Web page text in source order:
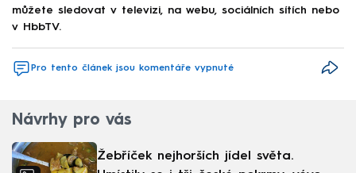
můžete sledovat v televizi, na webu, sociálních sítích nebo
v HbbTV.
Pro tento článek jsou komentáře vypnuté
Návrhy pro vás
Žebříček nejhorších jídel světa.